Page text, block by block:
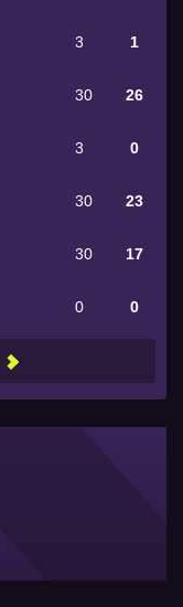
3 1
30 26
3 0
30 23
30 17
0 0